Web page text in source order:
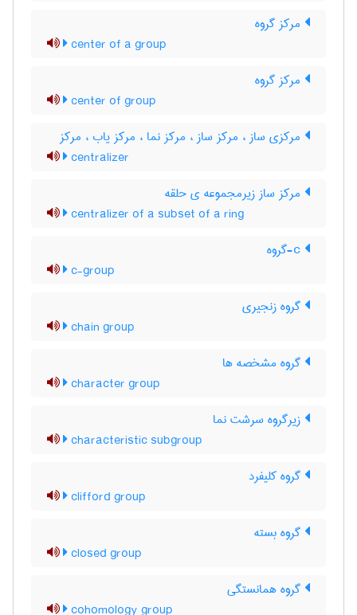
مرکز گروه
center of a group
مرکز گروه
center of group
مرکزی ساز ، مرکز ساز ، مرکز نما ، مرکز یاب ، مرکز
centralizer
مرکز ساز زیرمجموعه ی حلقه
centralizer of a subset of a ring
c-group
گروه زنجیری
chain group
گروه مشخصه ها
character group
زیرگروه سرشت نما
characteristic subgroup
گروه کلیفرد
clifford group
گروه بسته
closed group
گروه همانستگی
cohomology group